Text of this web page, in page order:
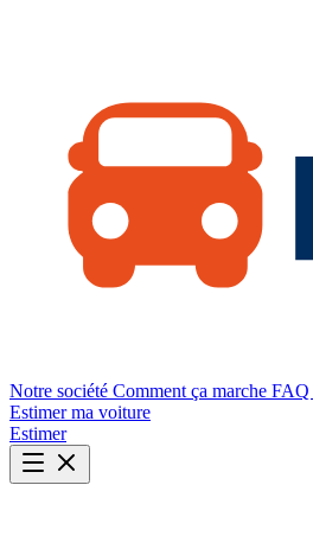
Notre société Comment ça marche FAQ
Estimer ma voiture
Estimer